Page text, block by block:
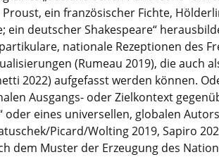
ein französischer Fichte,
ein deutscher Shakespeare“
nationale Rezeptionen des
(Rumeau 2019), die auch
2022) aufgefasst werden können.
Ausgangs- oder Zielkontext
oder eines universellen, globalen
Picard/Wolting 2019, Sapiro
dem Muster der Erzeugung des